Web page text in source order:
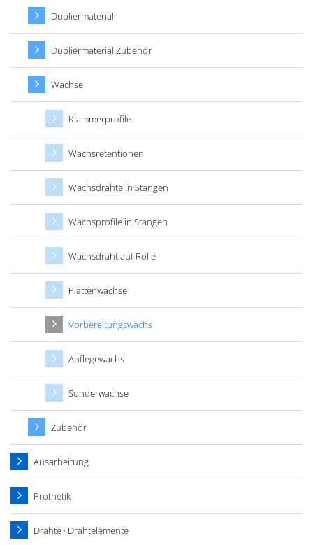
Dubliermaterial
Dubliermaterial Zubehör
Wachse
Klammerprofile
Wachsretentionen
Wachsdrähte in Stangen
Wachsprofile in Stangen
Wachsdraht auf Rolle
Plattenwachse
Vorbereitungswachs
Auflegewachs
Sonderwachse
Zubehör
Ausarbeitung
Prothetik
Drähte · Drahtelemente